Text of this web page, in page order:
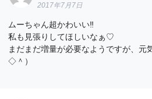
2017年7月7日
ムーちゃん超かわいい‼︎
私も見張りしてほしいなぁ♡
まだまだ増量が必要なようですが、元
◇＾）